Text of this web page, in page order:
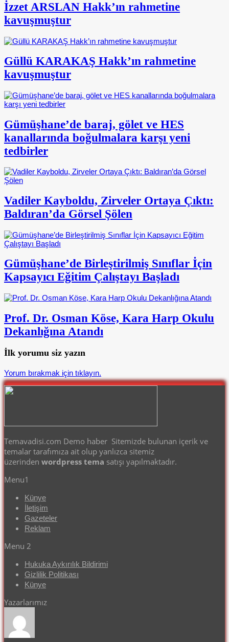
İzzet ARSLAN Hakk’ın rahmetine
kavuşmuştur
Güllü KARAKAŞ Hakk’ın rahmetine
kavuşmuştur
Gümüşhane’de baraj, gölet ve HES
kanallarında boğulmalara karşı yeni
tedbirler
Vadiler Kayboldu, Zirveler Ortaya Çıktı:
Baldıran’da Görsel Şölen
Gümüşhane’de Birleştirilmiş Sınıflar İçin
Kapsayıcı Eğitim Çalıştayı Başladı
Prof. Dr. Osman Köse, Kara Harp Okulu
Dekanlığına Atandı
İlk yorumu siz yazın
Yorum bırakmak için tıklayın.
Temavadisi.com Demo haber Sitemizde bulunan içerik ve
temalar tarafımıza ait olup yanlızca sitemiz
üzerinden wordpress tema satışı yapılmaktadır.
Menu1
Künye
İletişim
Gazeteler
Reklam
Menu 2
Hukuka Aykırılık Bildirimi
Gizlilik Politikası
Künye
Yazarlarımız